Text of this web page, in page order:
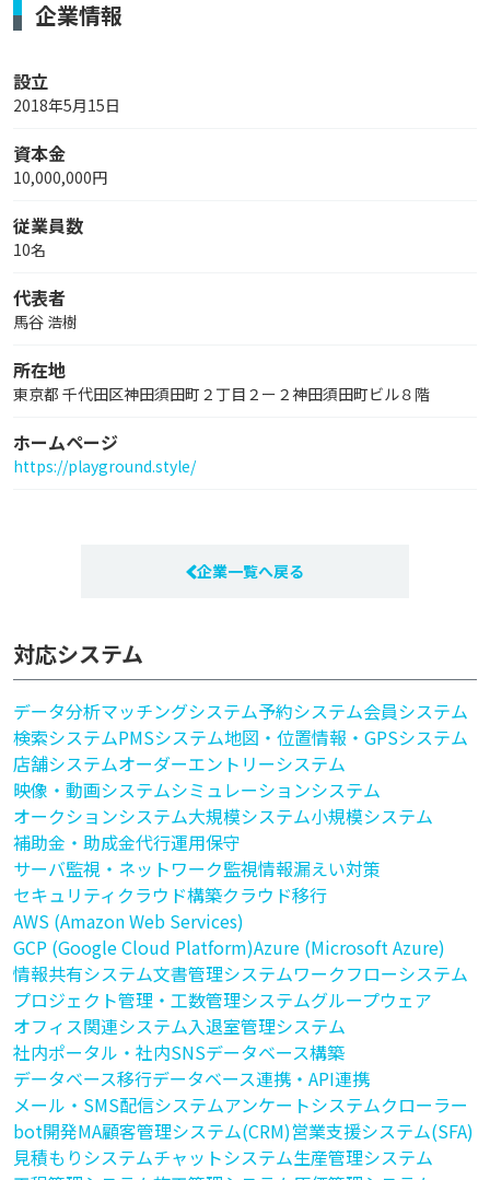
企業情報
設立
2018年5月15日
資本金
10,000,000円
従業員数
10名
代表者
馬谷 浩樹
所在地
東京都 千代田区神田須田町２丁目２ー２神田須田町ビル８階
ホームページ
https://playground.style/
企業一覧へ戻る
対応システム
データ分析マッチングシステム予約システム会員システム
検索システムPMSシステム地図・位置情報・GPSシステム
店舗システムオーダーエントリーシステム
映像・動画システムシミュレーションシステム
オークションシステム大規模システム小規模システム
補助金・助成金代行運用保守
サーバ監視・ネットワーク監視情報漏えい対策
セキュリティクラウド構築クラウド移行
AWS (Amazon Web Services)
GCP (Google Cloud Platform)Azure (Microsoft Azure)
情報共有システム文書管理システムワークフローシステム
プロジェクト管理・工数管理システムグループウェア
オフィス関連システム入退室管理システム
社内ポータル・社内SNSデータベース構築
データベース移行データベース連携・API連携
メール・SMS配信システムアンケートシステムクローラー
bot開発MA顧客管理システム(CRM)営業支援システム(SFA)
見積もりシステムチャットシステム生産管理システム